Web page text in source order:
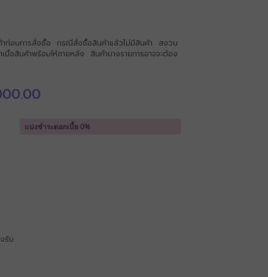
าก่อนการสั่งซื้อ กรณีสั่งซื้อสินค้าแล้วไม่มีสินค้า สงวน
อสินค้าพร้อมให้ภายหลัง สินค้าบางรายการอาจจะต้อง
Current
฿360,000.00.
รับ